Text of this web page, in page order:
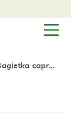
Bagietka caprese